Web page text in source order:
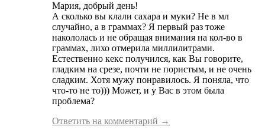
Мария, добрый день!
А сколько вы клали сахара и муки? Не в мл
случайно, а в граммах? Я первый раз тоже
накололась и не обращая внимания на кол-во в
граммах, лихо отмерила миллилитрами.
Естественно кекс получился, как Вы говорите,
гладким на срезе, почти не пористым, и не очень
сладким. Хотя мужу понравилось. Я поняла, что
что-то не то))) Может, и у Вас в этом была
проблема?
Ответить на комментарий →